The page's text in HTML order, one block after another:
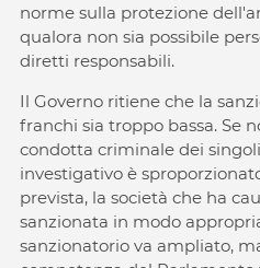
norme sulla protezione
qualora non sia possibile
diretti responsabili.
Il Governo ritiene che la
franchi sia troppo bassa. Se
condotta criminale dei
investigativo è
prevista, la società che ha
sanzionata in modo
sanzionatorio va ampliato,